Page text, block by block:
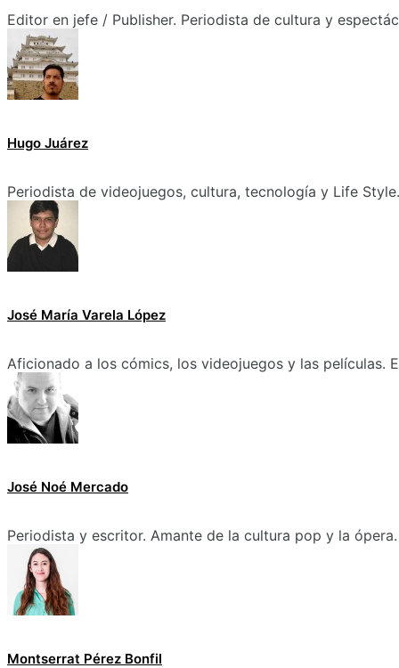
Editor en jefe / Publisher. Periodista de cultura y
Hugo Juárez
Periodista de videojuegos, cultura, tecnología y Life Style.
José María Varela López
Aficionado a los cómics, los videojuegos y las películas.
José Noé Mercado
Periodista y escritor. Amante de la cultura pop y la ópera.
Montserrat Pérez Bonfil